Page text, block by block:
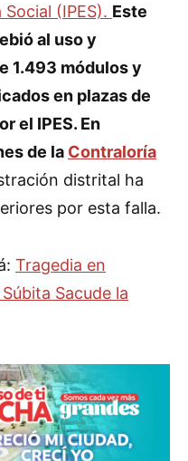
(IPES). Este
al uso y
1.493 módulos y
en plazas de
el IPES. En
de la Contraloría
distrital ha
por esta falla.
Tragedia en
Sacude la